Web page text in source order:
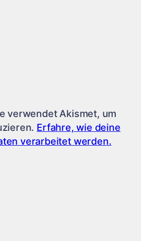
verwendet Akismet, um
Erfahre, wie deine
verarbeitet werden.